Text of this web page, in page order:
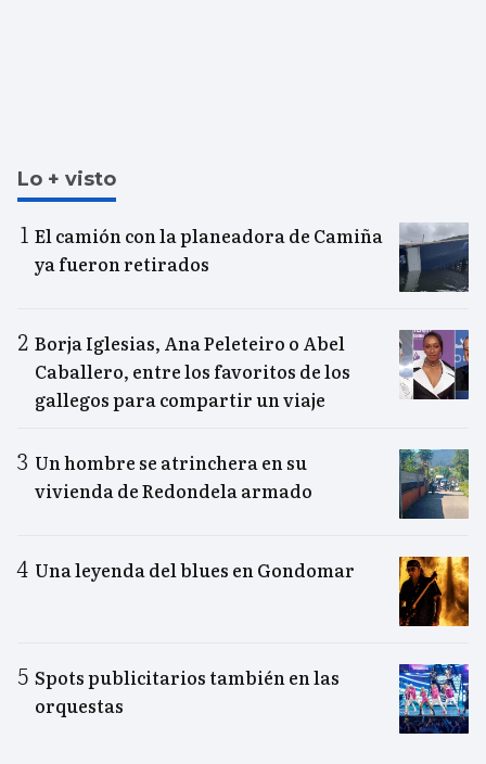
Lo + visto
El camión con la planeadora de Camiña
ya fueron retirados
Borja Iglesias, Ana Peleteiro o Abel
Caballero, entre los favoritos de los
gallegos para compartir un viaje
Un hombre se atrinchera en su
vivienda de Redondela armado
Una leyenda del blues en Gondomar
Spots publicitarios también en las
orquestas